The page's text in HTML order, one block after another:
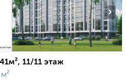
›
11/11 этаж
м²